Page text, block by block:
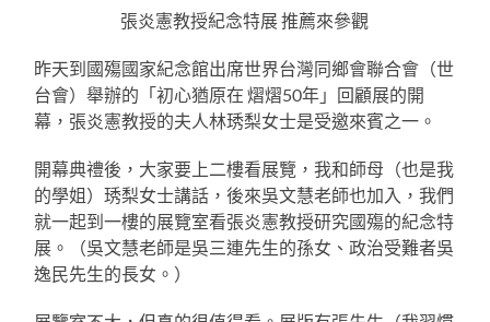
張炎憲教授紀念特展 推薦來參觀
昨天到國殤國家紀念館出席世界台灣同鄉會聯合會（世
台會）舉辦的「初心猶原在 熠熠50年」回顧展的開
幕，張炎憲教授的夫人林琇梨女士是受邀來賓之一。
開幕典禮後，大家要上二樓看展覽，我和師母（也是我
的學姐）琇梨女士講話，後來吳文慧老師也加入，我們
就一起到一樓的展覽室看張炎憲教授研究國殤的紀念特
展。（吳文慧老師是吳三連先生的孫女、政治受難者吳
逸民先生的長女。）